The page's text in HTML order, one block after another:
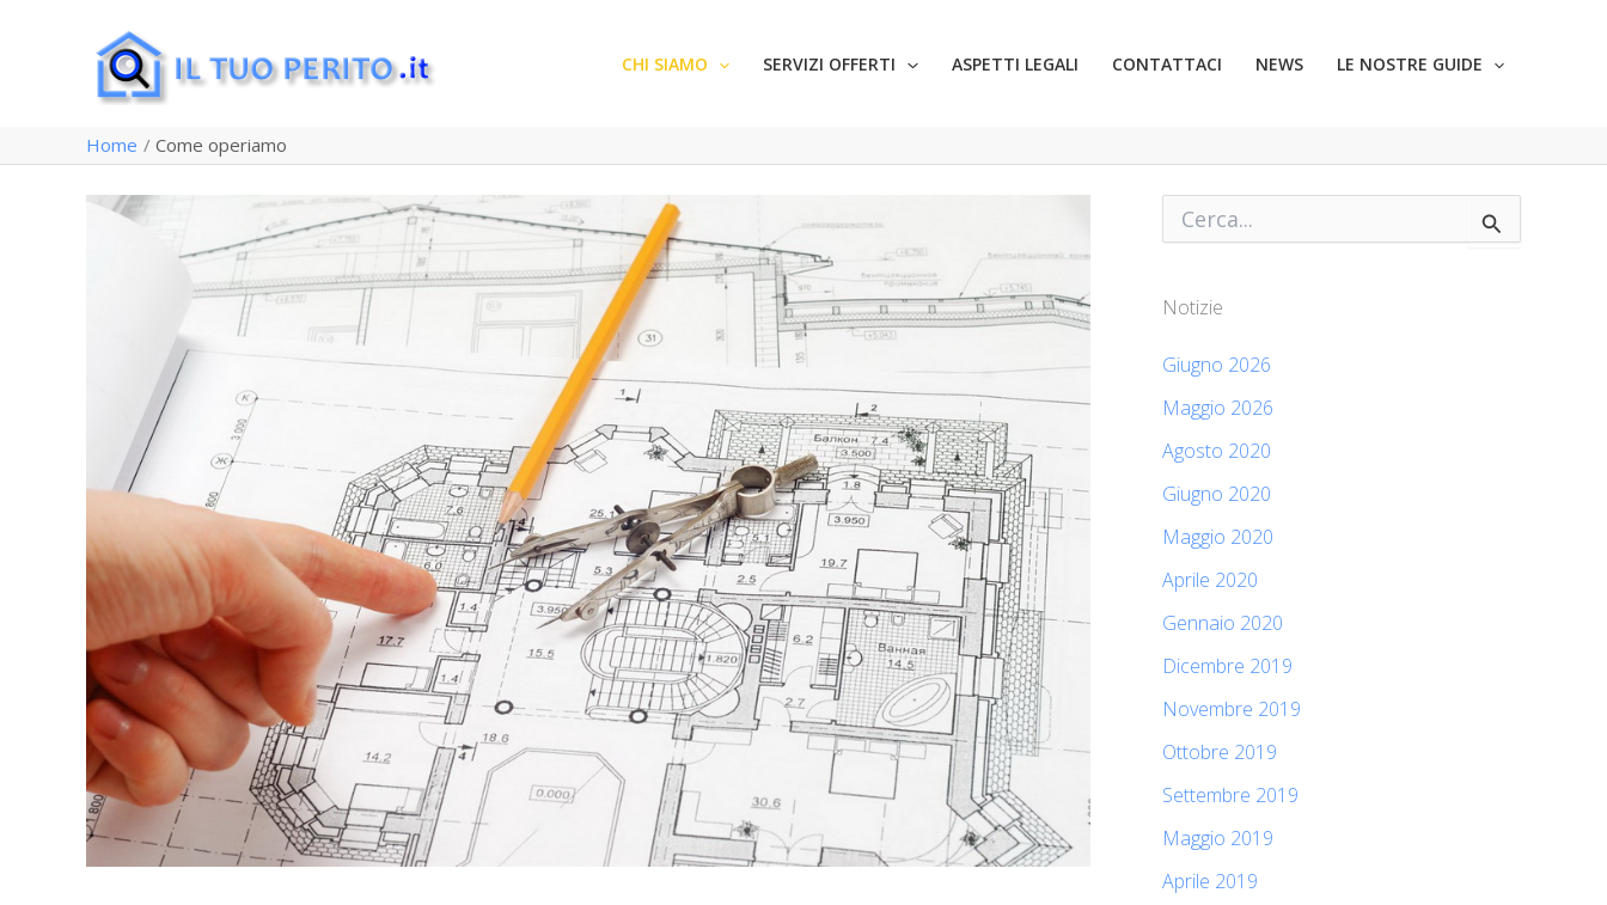
CHI SIAMO SERVIZI OFFERTI ASPETTI LEGALI CONTATTACI NEWS LE NOSTRE GUIDE
Home Come operiamo
a
Notizie
Giugno 2026
Maggio 2026
Agosto 2020
Giugno 2020
Maggio 2020
Aprile 2020
Gennaio 2020
Dicembre 2019
Novembre 2019
Ottobre 2019
Settembre 2019
Maggio 2019
Aprile 2019